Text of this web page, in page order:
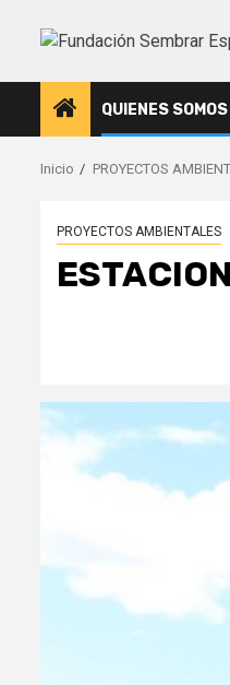
QUIENES SOMOS
Inicio PROYECTOS
PROYECTOS AMBIENTALES